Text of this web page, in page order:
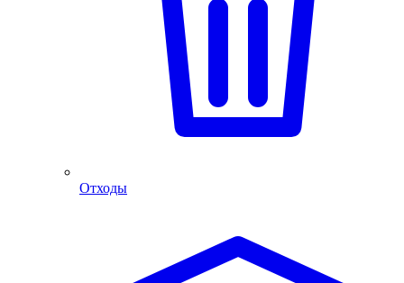
Отходы